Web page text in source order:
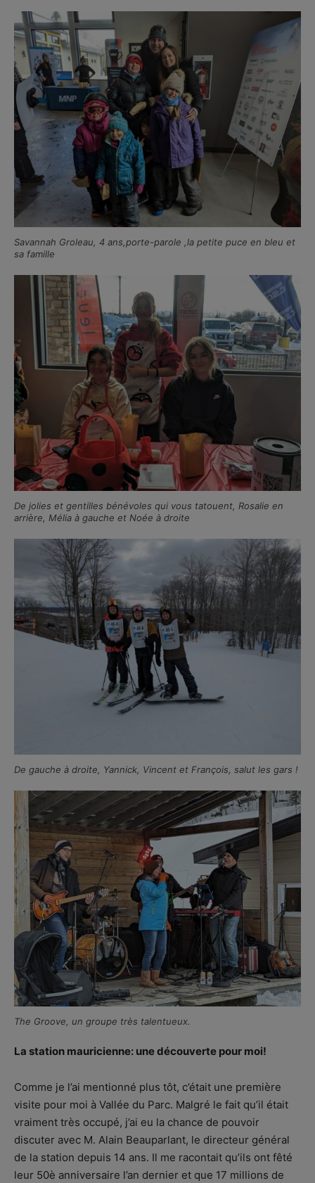
Savannah Groleau, 4 ans,porte-parole ,la petite puce en bleu et
sa famille
De jolies et gentilles bénévoles qui vous tatouent, Rosalie en
arrière, Mélia à gauche et Noée à droite
De gauche à droite, Yannick, Vincent et François, salut les gars !
The Groove, un groupe très talentueux.
La station mauricienne: une découverte pour moi!
Comme je l’ai mentionné plus tôt, c’était une première
visite pour moi à Vallée du Parc. Malgré le fait qu’il était
vraiment très occupé, j’ai eu la chance de pouvoir
discuter avec M. Alain Beauparlant, le directeur général
de la station depuis 14 ans. Il me racontait qu’ils ont fêté
leur 50è anniversaire l’an dernier et que 17 millions de